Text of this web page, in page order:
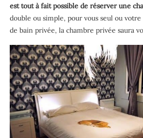
est tout à fait possible de réserver une
double ou simple, pour vous seul ou votre
de bain privée, la chambre privée saura